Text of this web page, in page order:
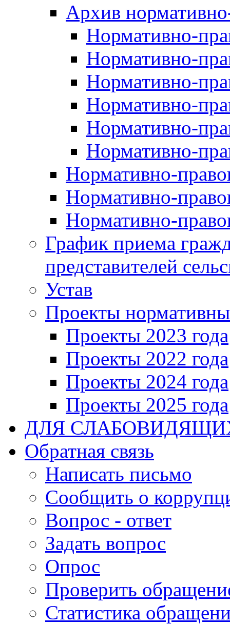
Архив
Нормативно-
Нормативно-
Нормативно-
Нормативно-
Нормативно-
Нормативно-
Нормативно-
Нормативно-
Нормативно-
График приема
представителей
Устав
Проекты
Проекты 2023 года
Проекты 2022 года
Проекты 2024 года
Проекты 2025 года
ДЛЯ
Обратная связь
Написать письмо
Сообщить о
Вопрос - ответ
Задать вопрос
Опрос
Проверить
Статистика